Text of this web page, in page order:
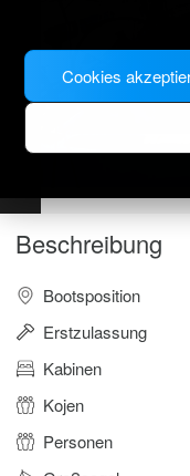
Beschreibung
Bootsposition
Erstzulassung
Kabinen
Kojen
Personen
Cookies